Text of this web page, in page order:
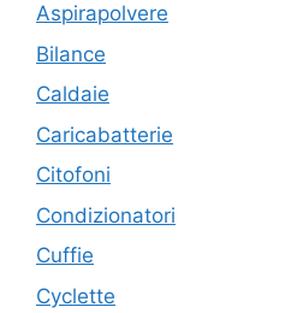
Aspirapolvere
Bilance
Caldaie
Caricabatterie
Citofoni
Condizionatori
Cuffie
Cyclette